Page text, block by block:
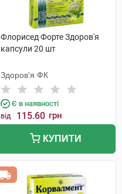
Флорисед Форте Здоров'я
капсули 20 шт
Здоров'я ФК
Є в наявності
від 115.60 грн
КУПИТИ